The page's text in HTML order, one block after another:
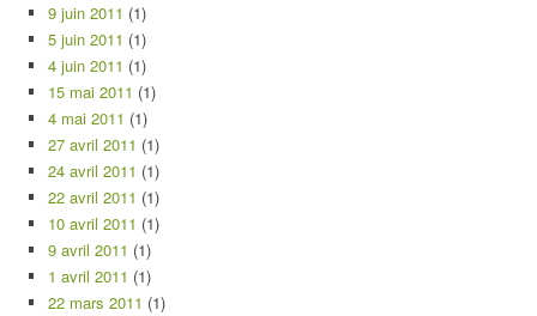
9 juin 2011 (1)
5 juin 2011 (1)
4 juin 2011 (1)
15 mai 2011 (1)
4 mai 2011 (1)
27 avril 2011 (1)
24 avril 2011 (1)
22 avril 2011 (1)
10 avril 2011 (1)
9 avril 2011 (1)
1 avril 2011 (1)
22 mars 2011 (1)